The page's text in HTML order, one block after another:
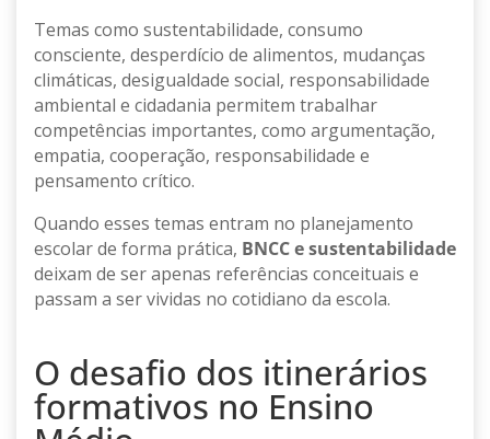
Temas como sustentabilidade, consumo
consciente, desperdício de alimentos, mudanças
climáticas, desigualdade social, responsabilidade
ambiental e cidadania permitem trabalhar
competências importantes, como argumentação,
empatia, cooperação, responsabilidade e
pensamento crítico.
Quando esses temas entram no planejamento
escolar de forma prática, BNCC e sustentabilidade
deixam de ser apenas referências conceituais e
passam a ser vividas no cotidiano da escola.
O desafio dos itinerários
formativos no Ensino